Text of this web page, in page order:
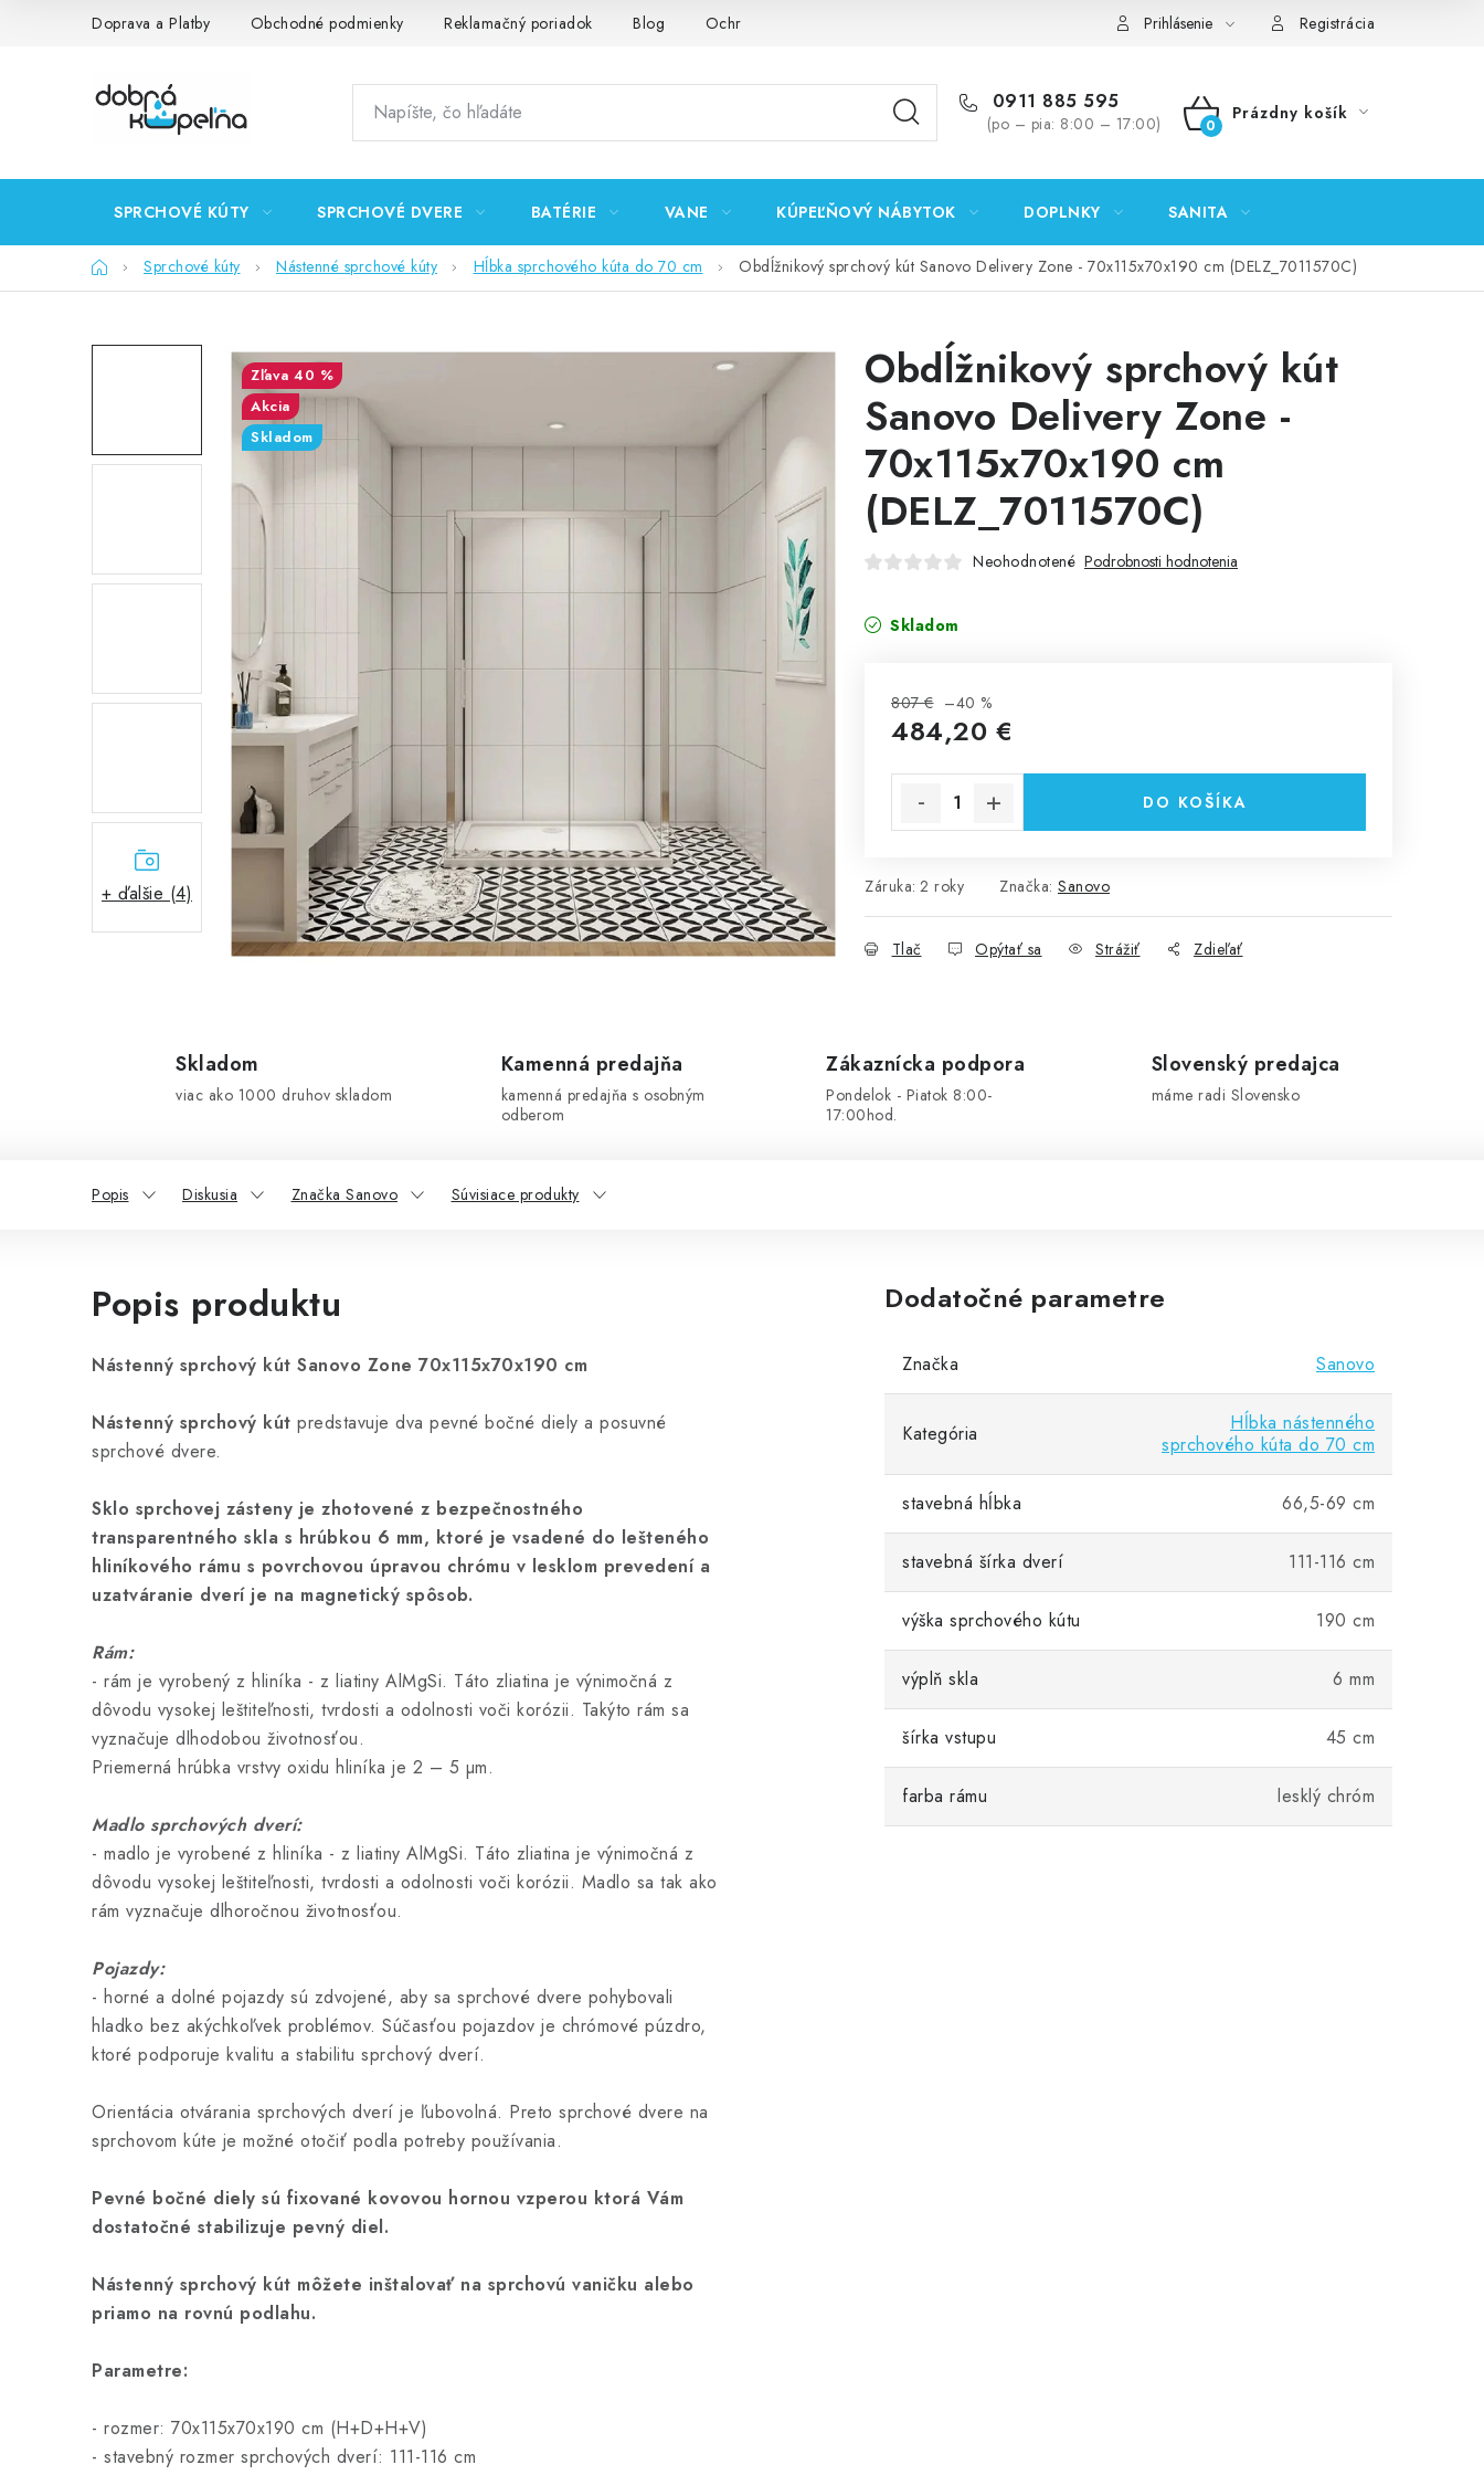
Doprava a Platby Obchodné podmienky Reklamačný poriadok Blog Ochrana osobných údajov GDPR Predajňa Nitra Formulár na vrátenie tovaru
Prihlásenie Registrácia
0911 885 595
(po – pia: 8:00 – 17:00)
NÁKUPNÝ
Prázdny košík
SPRCHOVÉ KÚTY SPRCHOVÉ DVERE BATÉRIE VANE KÚPEĽŇOVÝ NÁBYTOK DOPLNKY SANITA
DomovSprchové kúty Nástenné sprchové kúty Hĺbka sprchového kúta do 70 cm Obdĺžnikový sprchový kút Sanovo Delivery Zone - 70x115x70x190 cm (DELZ_7011570C)
+ ďalšie (4)
Obdĺžnikový sprchový kút
Sanovo Delivery Zone -
70x115x70x190 cm
(DELZ_7011570C)
Neohodnotené Podrobnosti hodnotenia
Skladom
807 € –40 %
484,20 €
DO KOŠÍKA
Záruka: 2 roky Značka: Sanovo
Tlač Opýtať sa Strážiť Zdieľať
40 %
Akcia
Skladom
Skladom
viac ako 1000 druhov skladom
Kamenná predajňa
kamenná predajňa s osobným
odberom
Zákaznícka podpora
Pondelok - Piatok 8:00-
17:00hod.
Slovenský predajca
máme radi Slovensko
Popis Diskusia Značka Sanovo Súvisiace produkty
Popis produktu
Nástenný sprchový kút Sanovo Zone 70x115x70x190 cm
Nástenný sprchový kút predstavuje dva pevné bočné diely a posuvné
sprchové dvere.
Sklo sprchovej zásteny je zhotovené z bezpečnostného
transparentného skla s hrúbkou 6 mm, ktoré je vsadené do lešteného
hliníkového rámu s povrchovou úpravou chrómu v lesklom prevedení a
uzatváranie dverí je na magnetický spôsob.
Rám:
- rám je vyrobený z hliníka - z liatiny AlMgSi. Táto zliatina je výnimočná z
dôvodu vysokej leštiteľnosti, tvrdosti a odolnosti voči korózii. Takýto rám sa
vyznačuje dlhodobou životnosťou.
Priemerná hrúbka vrstvy oxidu hliníka je 2 – 5 µm.
Madlo sprchových dverí:
- madlo je vyrobené z hliníka - z liatiny AlMgSi. Táto zliatina je výnimočná z
dôvodu vysokej leštiteľnosti, tvrdosti a odolnosti voči korózii. Madlo sa tak ako
rám vyznačuje dlhoročnou životnosťou.
Pojazdy:
- horné a dolné pojazdy sú zdvojené, aby sa sprchové dvere pohybovali
hladko bez akýchkoľvek problémov. Súčasťou pojazdov je chrómové púzdro,
ktoré podporuje kvalitu a stabilitu sprchový dverí.
Orientácia otvárania sprchových dverí je ľubovolná. Preto sprchové dvere na
sprchovom kúte je možné otočiť podla potreby používania.
Pevné bočné diely sú fixované kovovou hornou vzperou ktorá Vám
dostatočné stabilizuje pevný diel.
Nástenný sprchový kút môžete inštalovať na sprchovú vaničku alebo
priamo na rovnú podlahu.
Parametre:
- rozmer: 70x115x70x190 cm (H+D+H+V)
- stavebný rozmer sprchových dverí: 111-116 cm
Dodatočné parametre
Značka Sanovo
Kategória
Hĺbka nástenného
sprchového kúta do 70 cm
stavebná hĺbka 66,5-69 cm
stavebná šírka dverí 111-116 cm
výška sprchového kútu 190 cm
výplň skla 6 mm
šírka vstupu 45 cm
farba rámu lesklý chróm